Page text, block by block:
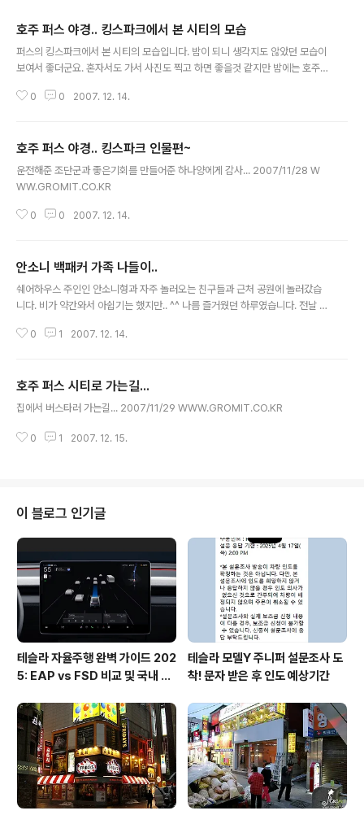
호주 퍼스 야경.. 킹스파크에서 본 시티의 모습
퍼스의 킹스파크에서 본 시티의 모습입니다. 밤이 되니 생각지도 않았던 모습이
보여서 좋더군요. 혼자서도 가서 사진도 찍고 하면 좋을것 같지만 밤에는 호주
고 가줘서 운좋게 사진까지 찍을수 있었네요.. 운전해준 조단군에게 감사를.. 2
0 0 2007. 12. 14.
호주 퍼스 야경.. 킹스파크 인물편~
운전해준 조단군과 좋은기회를 만들어준 하나양에게 감사... 2007/11/28 W
WW.GROMIT.CO.KR
0 0 2007. 12. 14.
안소니 백패커 가족 나들이..
쉐어하우스 주인인 안소니형과 자주 놀러오는 친구들과 근처 공원에 놀러갔습
니다. 비가 약간와서 아쉽기는 했지만.. ^^ 나름 즐거웠던 하루였습니다. 전날 화
요~ 누구에게나 친절한 안소니형.. 일요일마다 맛있는 깜짝 요리를 만들어준 성
합니다. 2007/11/30 WWW.GROMIT.CO.KR
0 1 2007. 12. 14.
호주 퍼스 시티로 가는길...
집에서 버스타러 가는길... 2007/11/29 WWW.GROMIT.CO.KR
0 1 2007. 12. 15.
이 블로그 인기글
테슬라 자율주행 완벽 가이드 202
5: EAP vs FSD 비교 및 국내 사
테슬라 모델Y 주니퍼 설문조사 도
착! 문자 받은 후 인도 예상기간